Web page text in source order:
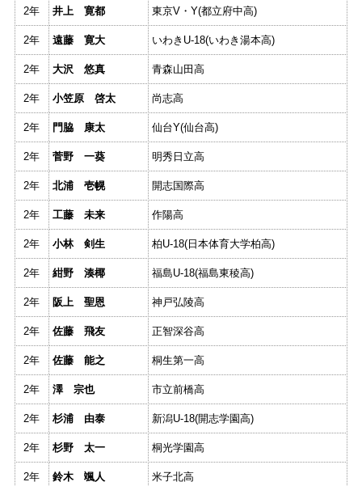
2年 井上 寛都 東京V・Y(都立府中高)
2年 遠藤 寛大 いわきU-18(いわき湯本高)
2年 大沢 悠真 青森山田高
2年 小笠原 啓太 尚志高
2年 門脇 康太 仙台Y(仙台高)
2年 菅野 一葵 明秀日立高
2年 北浦 壱幌 開志国際高
2年 工藤 未来 作陽高
2年 小林 剣生 柏U-18(日本体育大学柏高)
2年 紺野 湊椰 福島U-18(福島東稜高)
2年 阪上 聖恩 神戸弘陵高
2年 佐藤 飛友 正智深谷高
2年 佐藤 能之 桐生第一高
2年 澤 宗也 市立前橋高
2年 杉浦 由泰 新潟U-18(開志学園高)
2年 杉野 太一 桐光学園高
2年 鈴木 颯人 米子北高